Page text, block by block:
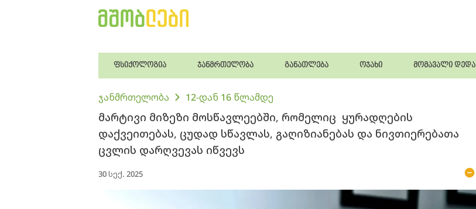
ფსიქოლოგია ჯანმრთელობა განათლება ოჯახი მომავალი დედა
ჯანმრთელობა 12-დან 16 წლამდე
მარტივი მიზეზი მოსწავლეებში, რომელიც ყურადღების
დაქვეითებას, ცუდად სწავლას, გაღიზიანებას და ნივთიერებათა
ცვლის დარღვევას იწვევს
30 სექ. 2025